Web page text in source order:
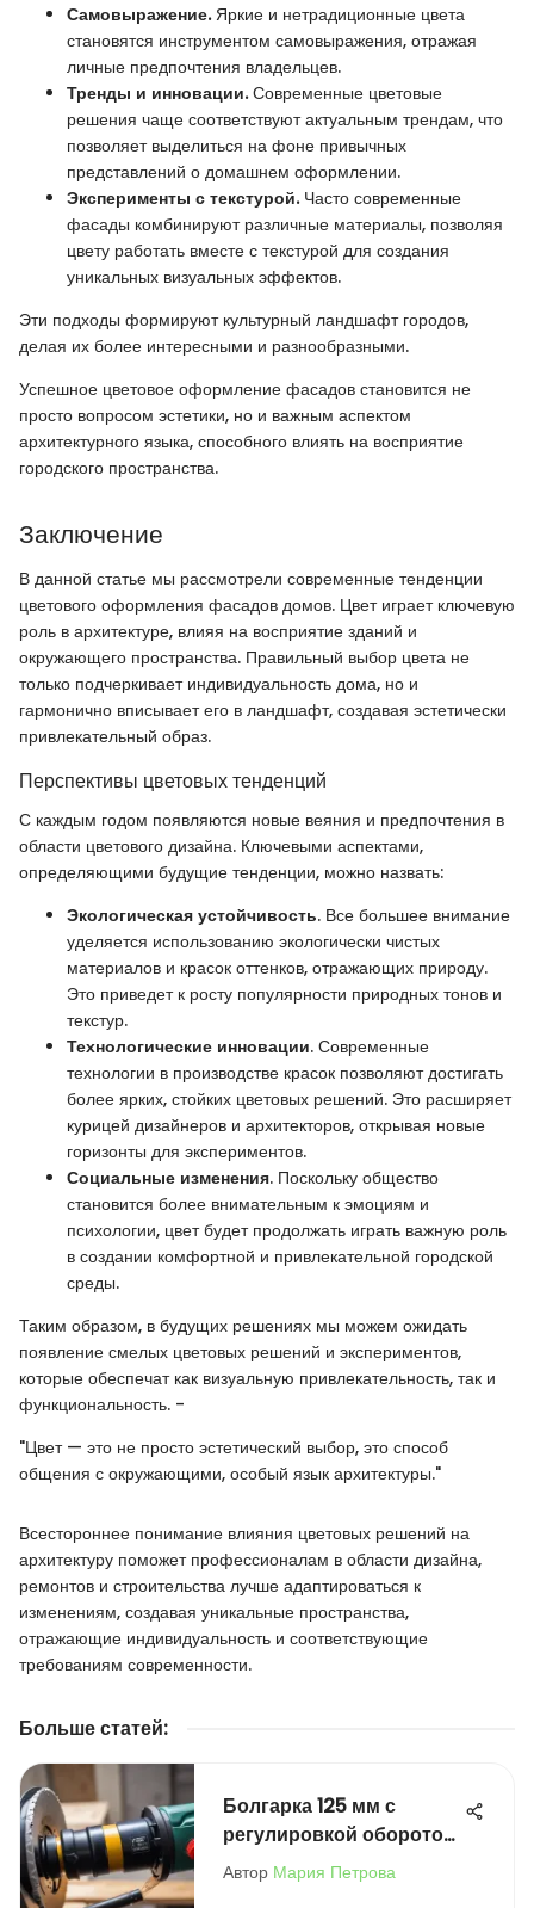
Самовыражение.Яркие и нетрадиционные цвета
становятся инструментом самовыражения, отражая
личные предпочтения владельцев.
Тренды и инновации.Современные цветовые
решения чаще соответствуют актуальным трендам, что
позволяет выделиться на фоне привычных
представлений о домашнем оформлении.
Эксперименты с текстурой.Часто современные
фасады комбинируют различные материалы, позволяя
цвету работать вместе с текстурой для создания
уникальных визуальных эффектов.
Эти подходы формируют культурный ландшафт городов,
делая их более интересными и разнообразными.
Успешное цветовое оформление фасадов становится не
просто вопросом эстетики, но и важным аспектом
архитектурного языка, способного влиять на восприятие
городского пространства.
Заключение
В данной статье мы рассмотрели современные тенденции
цветового оформления фасадов домов. Цвет играет ключевую
роль в архитектуре, влияя на восприятие зданий и
окружающего пространства. Правильный выбор цвета не
только подчеркивает индивидуальность дома, но и
гармонично вписывает его в ландшафт, создавая эстетически
привлекательный образ.
Перспективы цветовых тенденций
С каждым годом появляются новые веяния и предпочтения в
области цветового дизайна. Ключевыми аспектами,
определяющими будущие тенденции, можно назвать:
Экологическая устойчивость. Все большее внимание
уделяется использованию экологически чистых
материалов и красок оттенков, отражающих природу.
Это приведет к росту популярности природных тонов и
текстур.
Технологические инновации. Современные
технологии в производстве красок позволяют достигать
более ярких, стойких цветовых решений. Это расширяет
курицей дизайнеров и архитекторов, открывая новые
горизонты для экспериментов.
Социальные изменения. Поскольку общество
становится более внимательным к эмоциям и
психологии, цвет будет продолжать играть важную роль
в создании комфортной и привлекательной городской
среды.
Таким образом, в будущих решениях мы можем ожидать
появление смелых цветовых решений и экспериментов,
которые обеспечат как визуальную привлекательность, так и
функциональность. -
"Цвет — это не просто эстетический выбор, это способ
общения с окружающими, особый язык архитектуры."
Всестороннее понимание влияния цветовых решений на
архитектуру поможет профессионалам в области дизайна,
ремонтов и строительства лучше адаптироваться к
изменениям, создавая уникальные пространства,
отражающие индивидуальность и соответствующие
требованиям современности.
Больше статей:
Болгарка 125 мм с
регулировкой оборотов:
советы и рекомендации
Автор Мария Петрова